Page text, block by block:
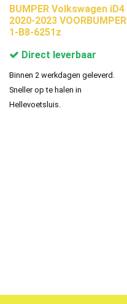
BUMPER Volkswagen iD4
2020-2023 VOORBUMPER
1-B8-6251z
Direct leverbaar
Binnen 2 werkdagen geleverd.
Sneller op te halen in
Hellevoetsluis.